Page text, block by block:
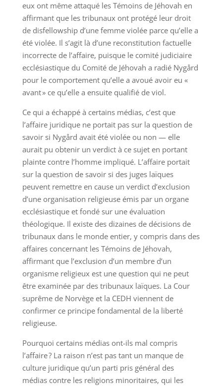
eux ont même attaqué les Témoins de Jéhovah en
affirmant que les tribunaux ont protégé leur droit
de disfellowship d’une femme violée parce qu’elle a
été violée. Il s’agit là d’une reconstitution factuelle
incorrecte de l’affaire, puisque le comité judiciaire
ecclésiastique du Comité de Jéhovah a radié Nygård
pour le comportement qu’elle a avoué avoir eu «
avant » ce qu’elle a ensuite qualifié de viol.
Ce qui a échappé à certains médias, c’est que
l’affaire juridique ne portait pas sur la question de
savoir si Nygård avait été violée ou non — elle
aurait pu obtenir un verdict à ce sujet en portant
plainte contre l’homme impliqué. L’affaire portait
sur la question de savoir si des juges laïques
peuvent remettre en cause un verdict d’exclusion
d’une organisation religieuse émis par un organe
ecclésiastique et fondé sur une évaluation
théologique. Il existe des dizaines de décisions de
tribunaux dans le monde entier, y compris dans des
affaires concernant les Témoins de Jéhovah,
affirmant que l’exclusion d’un membre d’un
organisme religieux est une question qui ne peut
être examinée par des tribunaux laïques. La Cour
suprême de Norvège et la CEDH viennent de
confirmer ce principe fondamental de la liberté
religieuse.
Pourquoi certains médias ont-ils mal compris
l’affaire ? La raison n’est pas tant un manque de
culture juridique qu’un parti pris général des
médias contre les religions minoritaires, qui les